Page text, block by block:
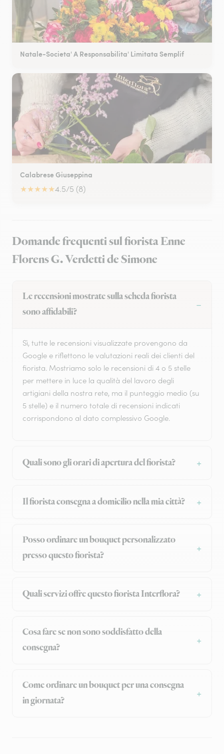
Natale-Societa' A Responsabilita' Limitata Semplif
Calabrese Giuseppina
★★★★★4.5/5 (8)
Domande frequenti sul fiorista Enne
Florens G. Verdetti de Simone
Le recensioni mostrate sulla scheda fiorista
sono affidabili?
Sì, tutte le recensioni visualizzate provengono da
Google e riflettono le valutazioni reali dei clienti del
fiorista. Mostriamo solo le recensioni di 4 o 5 stelle
per mettere in luce la qualità del lavoro degli
artigiani della nostra rete, ma il punteggio medio (su
5 stelle) e il numero totale di recensioni indicati
corrispondono al dato complessivo Google.
Quali sono gli orari di apertura del fiorista?
Il fiorista consegna a domicilio nella mia città?
Posso ordinare un bouquet personalizzato
presso questo fiorista?
Quali servizi offre questo fiorista Interflora?
Cosa fare se non sono soddisfatto della
consegna?
Come ordinare un bouquet per una consegna
in giornata?